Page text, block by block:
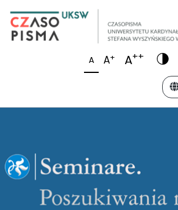
A A+ A++